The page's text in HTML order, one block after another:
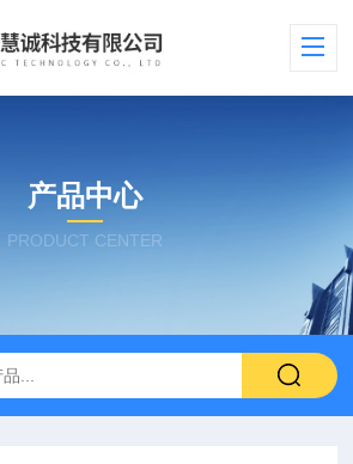
产品中心
PRODUCT CENTER